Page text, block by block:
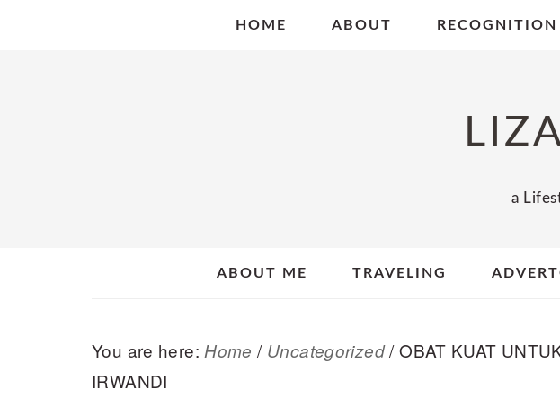
HOME ABOUT RECOGNITION
a
ABOUT ME TRAVELING
You are here: Home / Uncategorized /OBAT KUAT
IRWANDI